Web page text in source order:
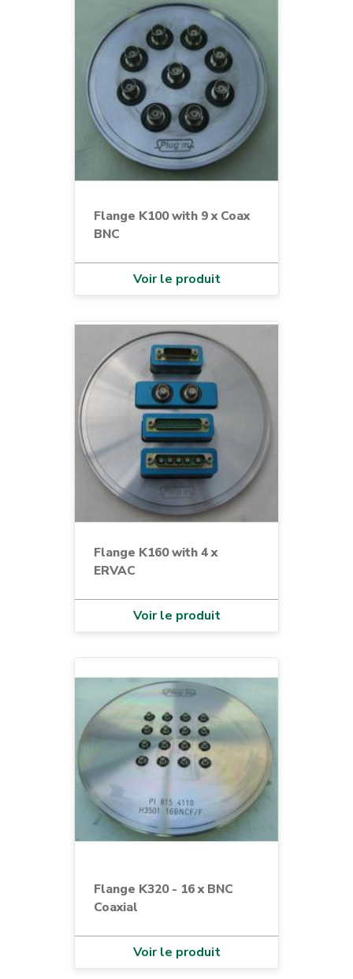
Flange K100 with 9 x Coax
BNC
Voir le produit
Flange K160 with 4 x
ERVAC
Voir le produit
Flange K320 - 16 x BNC
Coaxial
Voir le produit